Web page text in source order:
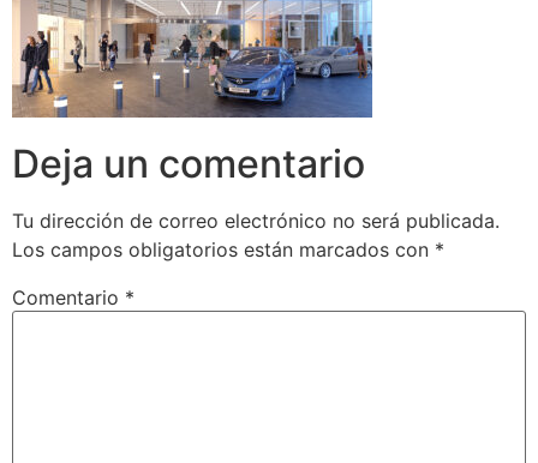
Deja un comentario
Tu dirección de correo electrónico no será publicada.
Los campos obligatorios están marcados con *
Comentario *